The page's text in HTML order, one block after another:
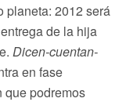
planeta: 2012 será
de la hija
Dicen-cuentan-
en fase
que podremos